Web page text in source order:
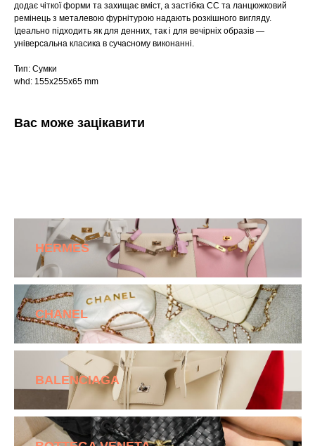
додає чіткої форми та захищає вміст, а застібка CC та ланцюжковий
ремінець з металевою фурнітурою надають розкішного вигляду.
Ідеально підходить як для денних, так і для вечірніх образів —
універсальна класика в сучасному виконанні.
Тип: Сумки
whd: 155x255x65 mm
Вас може зацікавити
HERMES
CHANEL
BALENCIAGA